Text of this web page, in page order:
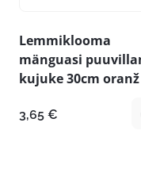
Lemmiklooma
mänguasi
kujuke 30cm oranž
3,65 €